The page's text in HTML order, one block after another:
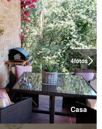
4fotos
Casa